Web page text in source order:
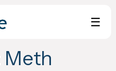
☰
Meth